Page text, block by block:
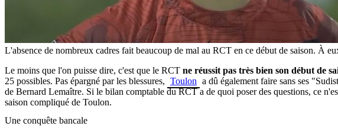
L'absence de nombreux cadres fait beaucoup de mal au RCT en ce début de saison. À
Le moins que l'on puisse dire, c'est que le RCT ne réussit pas très bien son début de
25 possibles. Pas épargné par les blessures, Toulon a dû également faire sans ses
de Bernard Lemaître. Si le bilan comptable du RCT a de quoi poser des questions, ce
saison compliqué de Toulon.
Une conquête bancale